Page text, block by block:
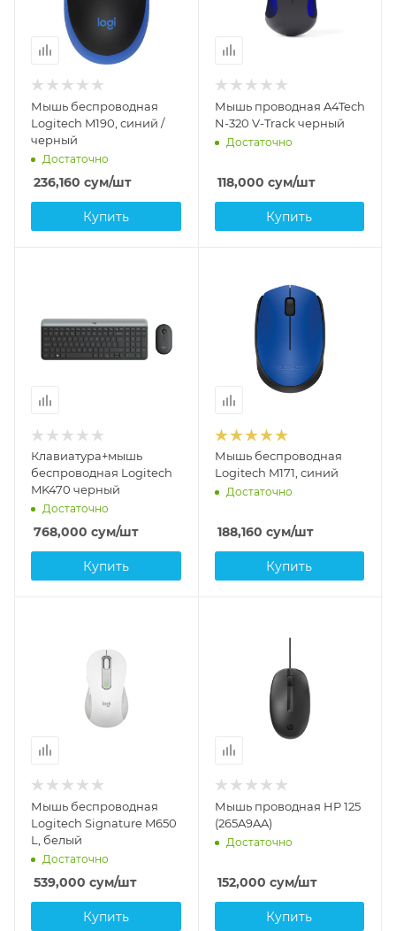
Мышь беспроводная
Logitech M190, синий /
черный
Достаточно
236,160 сум/шт
Купить
Мышь проводная A4Tech
N-320 V-Track черный
Достаточно
118,000 сум/шт
Купить
Клавиатура+мышь
беспроводная Logitech
MK470 черный
Достаточно
768,000 сум/шт
Купить
Мышь беспроводная
Logitech M171, синий
Достаточно
188,160 сум/шт
Купить
Мышь беспроводная
Logitech Signature M650
L, белый
Достаточно
539,000 сум/шт
Купить
Мышь проводная HP 125
(265A9AA)
Достаточно
152,000 сум/шт
Купить